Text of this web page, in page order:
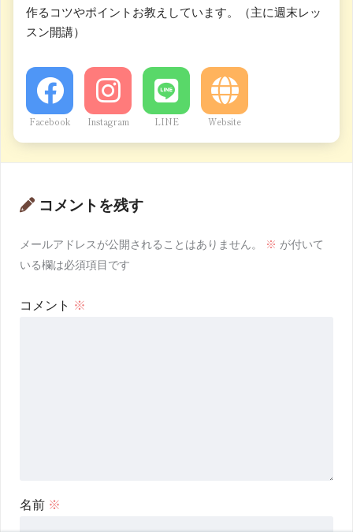
作るコツやポイントお教えしています。（主に週末レッ
スン開講）
Facebook Instagram LINE Website
コメントを残す
メールアドレスが公開されることはありません。 ※ が付いて
いる欄は必須項目です
コメント ※
名前 ※